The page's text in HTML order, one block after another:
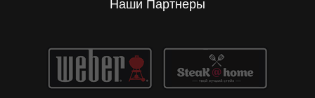
Наши Партнеры